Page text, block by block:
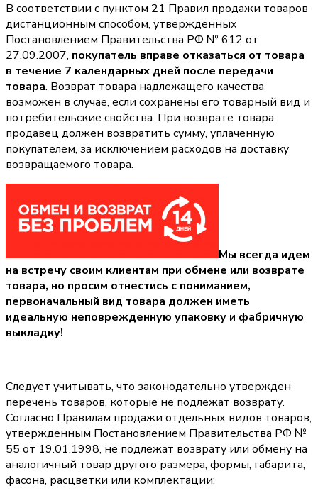
В соответствии с пунктом 21 Правил продажи товаров
дистанционным способом, утвержденных
Постановлением Правительства РФ № 612 от
27.09.2007, покупатель вправе отказаться от товара
в течение 7 календарных дней после передачи
товара. Возврат товара надлежащего качества
возможен в случае, если сохранены его товарный вид и
потребительские свойства. При возврате товара
продавец должен возвратить сумму, уплаченную
покупателем, за исключением расходов на доставку
возвращаемого товара.
Мы всегда идем
на встречу своим клиентам при обмене или возврате
товара, но просим отнестись с пониманием,
первоначальный вид товара должен иметь
идеальную неповрежденную упаковку и фабричную
выкладку!
Следует учитывать, что законодательно утвержден
перечень товаров, которые не подлежат возврату.
Согласно Правилам продажи отдельных видов товаров,
утвержденным Постановлением Правительства РФ №
55 от 19.01.1998, не подлежат возврату или обмену на
аналогичный товар другого размера, формы, габарита,
фасона, расцветки или комплектации: